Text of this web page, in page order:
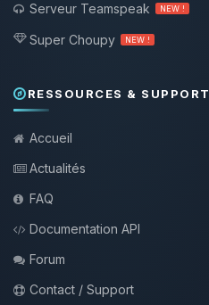
Serveur Teamspeak
NEW !
Super Choupy NEW !
RESSOURCES & SUPPORT
Accueil
Actualités
FAQ
Documentation API
Forum
Contact / Support